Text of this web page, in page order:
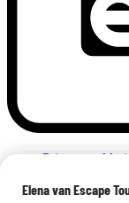
Links
Elena van Escape